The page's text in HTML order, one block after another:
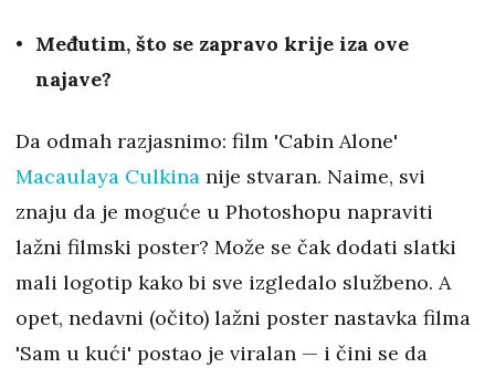
Međutim, što se zapravo krije iza ove
najave?
Da odmah razjasnimo: film 'Cabin Alone'
Macaulaya Culkina nije stvaran. Naime, svi
znaju da je moguće u Photoshopu napraviti
lažni filmski poster? Može se čak dodati slatki
mali logotip kako bi sve izgledalo službeno. A
opet, nedavni (očito) lažni poster nastavka filma
'Sam u kući' postao je viralan — i čini se da